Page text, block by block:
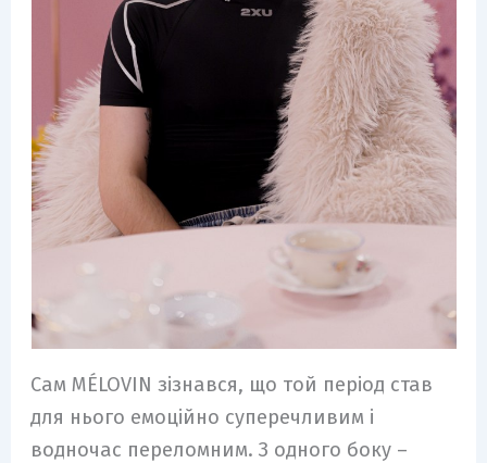
Сам MÉLOVIN зізнався, що той період став
для нього емоційно суперечливим і
водночас переломним. З одного боку –